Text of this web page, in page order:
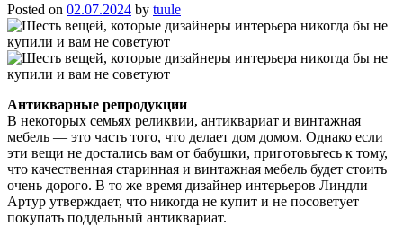
Posted on 02.07.2024 by tuule
Антикварные репродукции
В некоторых семьях реликвии, антиквариат и винтажная
мебель — это часть того, что делает дом домом. Однако если
эти вещи не достались вам от бабушки, приготовьтесь к тому,
что качественная старинная и винтажная мебель будет стоить
очень дорого. В то же время дизайнер интерьеров Линдли
Артур утверждает, что никогда не купит и не посоветует
покупать поддельный антиквариат.